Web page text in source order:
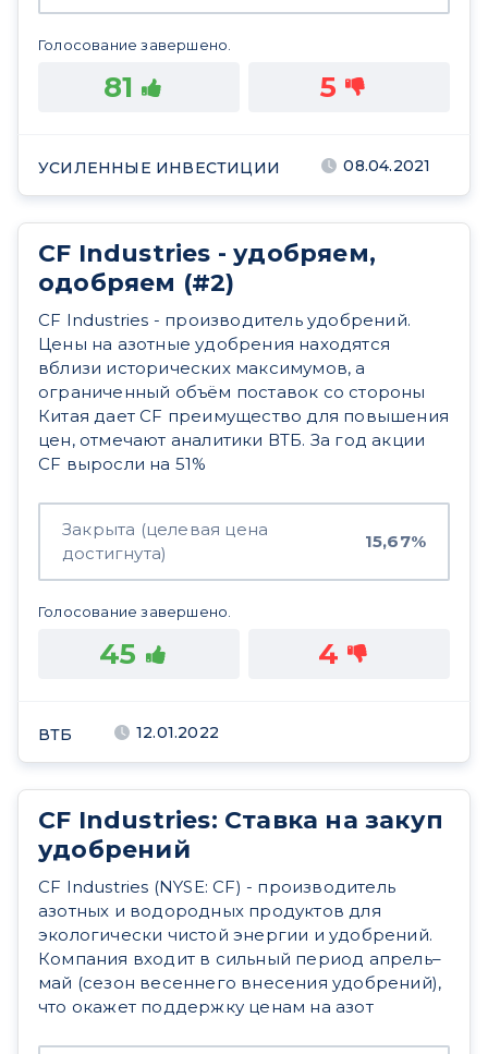
Голосование завершено.
81 5
УСИЛЕННЫЕ ИНВЕСТИЦИИ 08.04.2021
CF Industries - удобряем,
одобряем (#2)
CF Industries - производитель удобрений.
Цены на азотные удобрения находятся
вблизи исторических максимумов, а
ограниченный объём поставок со стороны
Китая дает CF преимущество для повышения
цен, отмечают аналитики ВТБ. За год акции
CF выросли на 51%
Закрыта (целевая цена
достигнута)
15,67%
Голосование завершено.
45 4
ВТБ 12.01.2022
CF Industries: Ставка на закуп
удобрений
CF Industries (NYSE: CF) - производитель
азотных и водородных продуктов для
экологически чистой энергии и удобрений.
Компания входит в сильный период апрель–
май (сезон весеннего внесения удобрений),
что окажет поддержку ценам на азот